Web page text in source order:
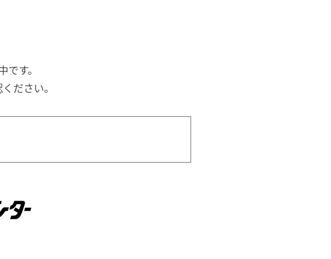
です。
ださい。